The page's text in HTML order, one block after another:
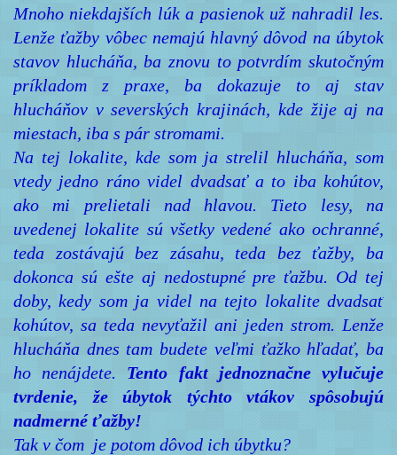
Mnoho niekdajších lúk a pasienok už nahradil les.
Lenže ťažby vôbec nemajú hlavný dôvod na úbytok
stavov hlucháňa, ba znovu to potvrdím skutočným
príkladom z praxe, ba dokazuje to aj stav
hlucháňov v severských krajinách, kde žije aj na
miestach, iba s pár stromami.
Na tej lokalite, kde som ja strelil hlucháňa, som
vtedy jedno ráno videl dvadsať a to iba kohútov,
ako mi prelietali nad hlavou. Tieto lesy, na
uvedenej lokalite sú všetky vedené ako ochranné,
teda zostávajú bez zásahu, teda bez ťažby, ba
dokonca sú ešte aj nedostupné pre ťažbu. Od tej
doby, kedy som ja videl na tejto lokalite dvadsať
kohútov, sa teda nevyťažil ani jeden strom. Lenže
hlucháňa dnes tam budete veľmi ťažko hľadať, ba
ho nenájdete. Tento fakt jednoznačne vylučuje
tvrdenie, že úbytok týchto vtákov spôsobujú
nadmerné ťažby!
Tak v čom je potom dôvod ich úbytku?